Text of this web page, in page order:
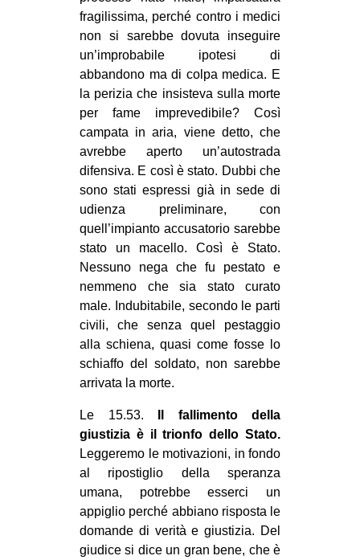
fragilissima, perché contro i medici
non si sarebbe dovuta inseguire
un’improbabile ipotesi di
abbandono ma di colpa medica. E
la perizia che insisteva sulla morte
per fame imprevedibile? Così
campata in aria, viene detto, che
avrebbe aperto un’autostrada
difensiva. E così è stato. Dubbi che
sono stati espressi già in sede di
udienza preliminare, con
quell’impianto accusatorio sarebbe
stato un macello. Così è Stato.
Nessuno nega che fu pestato e
nemmeno che sia stato curato
male. Indubitabile, secondo le parti
civili, che senza quel pestaggio
alla schiena, quasi come fosse lo
schiaffo del soldato, non sarebbe
arrivata la morte.
Le 15.53.
Il fallimento della
giustizia è il trionfo dello Stato.
Leggeremo le motivazioni, in fondo
al ripostiglio della speranza
umana, potrebbe esserci un
appiglio perché abbiano risposta le
domande di verità e giustizia. Del
giudice si dice un gran bene, che è